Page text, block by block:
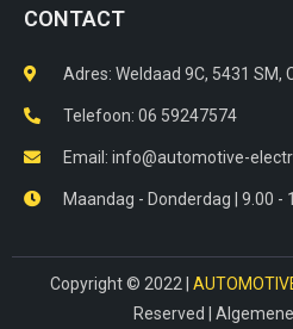
CONTACT
Adres: Weldaad 9C, 5431 SM,
Telefoon: 06 59247574
Email: info@automotive-
Maandag - Donderdag | 9.00 -
Copyright © 2022 |
Reserved |